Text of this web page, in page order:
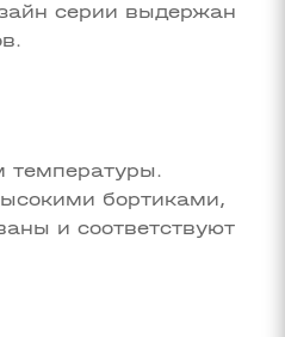
серии выдержан
температуры.
бортиками,
и соответствуют